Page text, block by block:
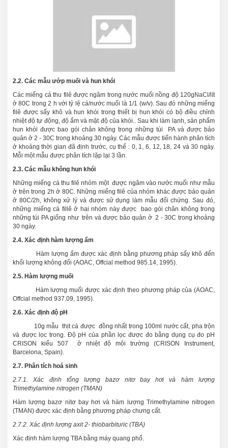
2.2. Các mẫu ướp muối và hun khói
Các miếng cá thu filê được ngâm trong nước muối nồng độ 120gNaCl/lít
ở 80C trong 2 h với tỷ lệ cá/nước muối là 1/1 (w/v). Sau đó những miếng
filê được sấy khô và hun khói trong thiết bị hun khói có bộ điều chỉnh
nhiệt độ tự động, độ ẩm và mật độ của khói.. Sau khi làm lạnh, sản phẩm
hun khói được bao gói chân không trong những túi PA và được bảo
quản ở 2 - 30C trong khoảng 30 ngày. Các mẫu được tiến hành phân tích
ở khoảng thời gian đã định trước, cụ thể : 0, 1, 6, 12, 18, 24 và 30 ngày.
Mỗi một mẫu được phân tích lặp lại 3 lần.
2.3. Các mẫu không hun khói
Những miếng cá thu filê nhóm một được ngâm vào nước muối như mẫu
ở trên trong 2h ở 80C. Những miếng filê của nhóm khác được bảo quản
ở 80C/2h, không xử lý và được sử dụng làm mẫu đối chứng. Sau đó,
những miếng cá fillê ở hai nhóm này được bao gói chân không trong
những túi PA giống như trên và được bảo quản ở 2 - 30C trong khoảng
30 ngày.
2.4. Xác định hàm lượng ẩm
Hàm lượng ẩm được xác định bằng phương pháp sấy khô đến
khối lượng không đổi (AOAC, Offcial method 985.14, 1995).
2.5. Hàm lượng muối
Hàm lượng muối được xác định theo phương pháp của (AOAC,
Offcial method 937.09, 1995).
2.6. Xác định độ pH
10g mẫu thịt cá được đồng nhất trong 100ml nước cất, pha trộn
và được lọc trong. Độ pH của phần lọc được đo bằng dụng cụ đo pH
CRISON kiểu 507 ở nhiệt độ môi trường (CRISON Instrument,
Barcelona, Spain).
2.7. Phân tích hoá sinh
2.7.1. Xác định tổng lượng bazơ nitơ bay hơi và hàm lượng
Trimethylamine nitrogen (TMAN)
Hàm lượng bazơ nitơ bay hơi và hàm lượng Trimethylamine nitrogen
(TMAN) được xác định bằng phương pháp chưng cất.
2.7.2. Xác định lượng axit 2- thiobarbituric (TBA)
Xác định hàm lượng TBA bằng máy quang phổ.